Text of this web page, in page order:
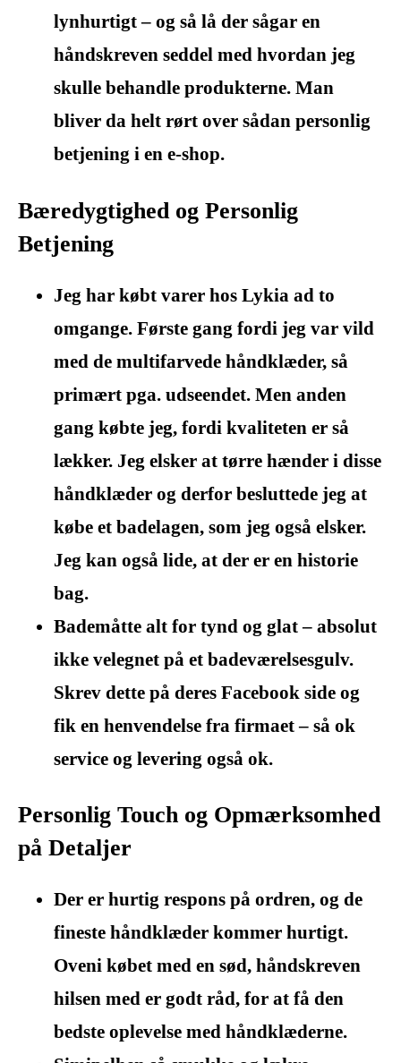
lynhurtigt – og så lå der sågar en
håndskreven seddel med hvordan jeg
skulle behandle produkterne. Man
bliver da helt rørt over sådan personlig
betjening i en e-shop.
Bæredygtighed og Personlig
Betjening
Jeg har købt varer hos Lykia ad to
omgange. Første gang fordi jeg var vild
med de multifarvede håndklæder, så
primært pga. udseendet. Men anden
gang købte jeg, fordi kvaliteten er så
lækker. Jeg elsker at tørre hænder i disse
håndklæder og derfor besluttede jeg at
købe et badelagen, som jeg også elsker.
Jeg kan også lide, at der er en historie
bag.
Bademåtte alt for tynd og glat – absolut
ikke velegnet på et badeværelsesgulv.
Skrev dette på deres Facebook side og
fik en henvendelse fra firmaet – så ok
service og levering også ok.
Personlig Touch og Opmærksomhed
på Detaljer
Der er hurtig respons på ordren, og de
fineste håndklæder kommer hurtigt.
Oveni købet med en sød, håndskreven
hilsen med er godt råd, for at få den
bedste oplevelse med håndklæderne.